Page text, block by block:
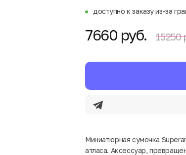
доступно к заказу из-за
7660 руб. 15250
Миниатюрная сумочка
атласа. Аксессуар,